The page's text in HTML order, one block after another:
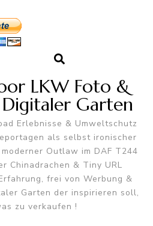
LKW Foto &
Garten
Erlebnisse & Umweltschutz
als selbst ironischer
Outlaw im DAF T244
Chinadrachen & Tiny URL
frei von Werbung &
Garten der inspirieren soll,
zu verkaufen !